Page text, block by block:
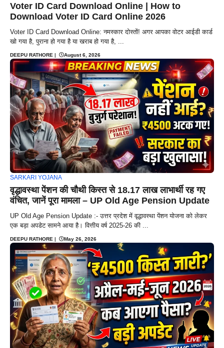
Voter ID Card Download Online | How to
Download Voter ID Card Online 2026
Voter ID Card Download Online: नमस्कार दोस्तों! अगर आपका वोटर आईडी कार्ड
खो गया है, पुराना हो गया है या खराब हो गया है, ...
DEEPU RATHORE | August 6, 2026
SARKARI YOJANA
वृद्धावस्था पेंशन की चौथी किस्त से 18.17 लाख लाभार्थी रह गए
वंचित, जानें पूरा मामला – UP Old Age Pension Update
UP Old Age Pension Update :- उत्तर प्रदेश में वृद्धावस्था पेंशन योजना को लेकर
एक बड़ा अपडेट सामने आया है। वित्तीय वर्ष 2025-26 की ...
DEEPU RATHORE | May 26, 2026